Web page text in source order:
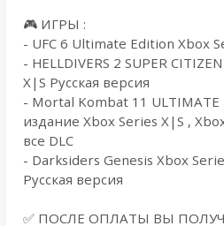
🎮 ИГРЫ :
- UFC 6 Ultimate Edition Xbox
- HELLDIVERS 2 SUPER
X|S Русская версия
- Mortal Kombat 11
издание Xbox Series X|S ,
все DLC
- Darksiders Genesis Xbox
Русская версия
✅ ПОСЛЕ ОПЛАТЫ ВЫ